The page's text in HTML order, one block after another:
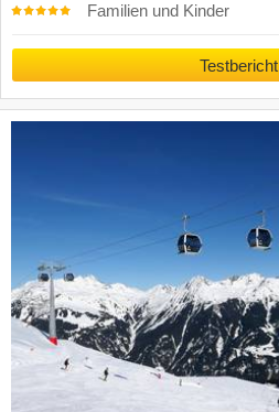
Familien und Kinder
Testbericht